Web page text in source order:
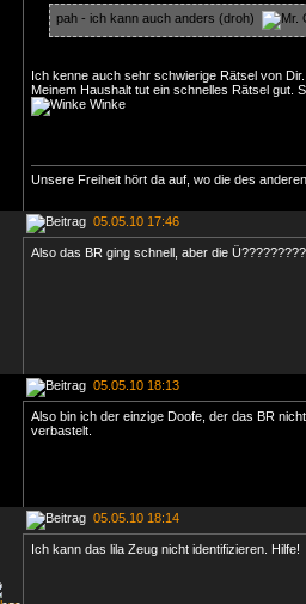
pah - ich kann auch anders (droh)
Ich kenne auch sehr schwierige Rätsel von
Meinem Haushalt tut ein schnelles Rätsel gut.
Unsere Freiheit hört da auf, wo die des
05.05.10 17:46
Also das BR ging schnell, aber die
05.05.10 18:13
Also bin ich der einzige Doofe, der das BR
verbastelt.
05.05.10 18:14
Ich kann das lila Zeug nicht identifizieren. Hilfe!